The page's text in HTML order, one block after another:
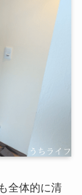
全体的に清